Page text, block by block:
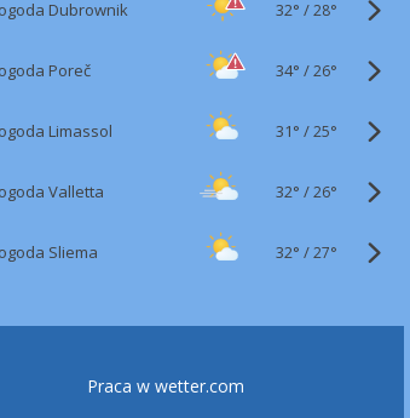
Dubrownik 32° /28°
Poreč 34° /26°
Limassol 31° /25°
Valletta 32° /26°
Sliema 32° /27°
Praca w wetter.com